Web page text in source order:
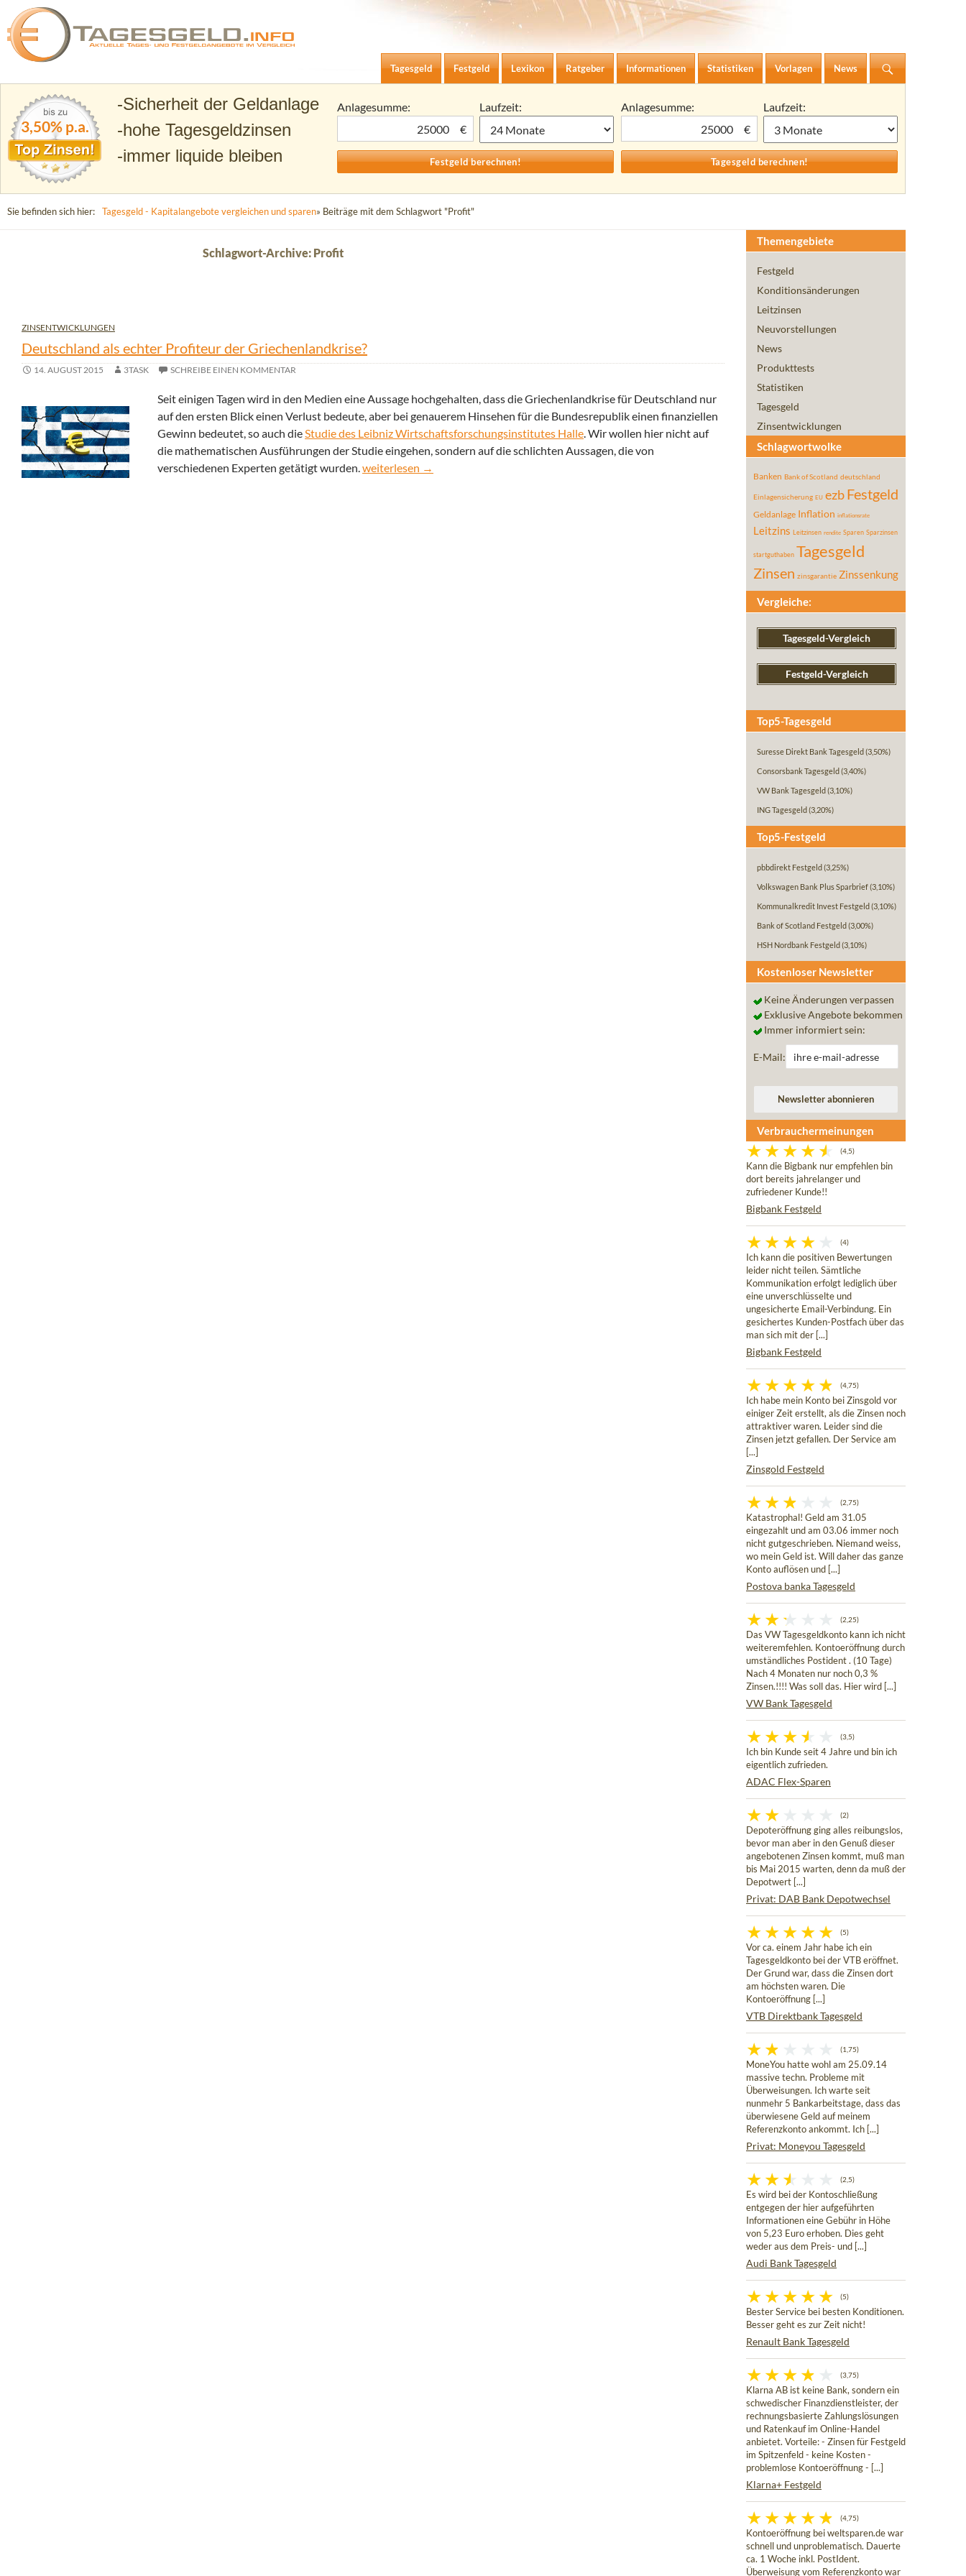
Tagesgeld.info – Tagesgeldkonten vergleichen und Tagesgeld-Zinsen berechnen
Zum Inhalt springen
Tagesgeld
Festgeld Lexikon Ratgeber Informationen Statistiken Vorlagen News
3,50% p.a.
Sicherheit der Geldanlage
hohe Tagesgeldzinsen
immer liquide bleiben
Anlagesumme:
€
Laufzeit:
Anlagesumme:
€
Laufzeit:
Sie befinden sich hier: Tagesgeld - Kapitalangebote vergleichen und sparen» Beiträge mit dem Schlagwort "Profit"
Schlagwort-Archive: Profit
ZINSENTWICKLUNGEN
Deutschland als echter Profiteur der Griechenlandkrise?
14. AUGUST 2015 3TASK SCHREIBE EINEN KOMMENTAR
Seit einigen Tagen wird in den Medien eine Aussage hochgehalten, dass die Griechenlandkrise für Deutschland nur
auf den ersten Blick einen Verlust bedeute, aber bei genauerem Hinsehen für die Bundesrepublik einen finanziellen
Gewinn bedeutet, so auch dieStudie des Leibniz Wirtschaftsforschungsinstitutes Halle. Wir wollen hier nicht auf
die mathematischen Ausführungen der Studie eingehen, sondern auf die schlichten Aussagen, die von
verschiedenen Experten getätigt wurden.Deutschland als echter Profiteur der Griechenlandkrise?
weiterlesen →
Themengebiete
Festgeld
Konditionsänderungen
Leitzinsen
Neuvorstellungen
News
Produkttests
Statistiken
Tagesgeld
Zinsentwicklungen
Schlagwortwolke
Banken Bank of Scotland deutschland
Einlagensicherung EU ezbFestgeld
Geldanlage Inflation inflationsrate
Leitzins Leitzinsen rendite Sparen Sparzinsen
startguthaben Tagesgeld
Zinsen zinsgarantie Zinssenkung
Vergleiche:
Tagesgeld-Vergleich
Festgeld-Vergleich
Top5-Tagesgeld
Suresse Direkt Bank Tagesgeld (3,50%)
Consorsbank Tagesgeld (3,40%)
VW Bank Tagesgeld (3,10%)
ING Tagesgeld (3,20%)
Top5-Festgeld
pbbdirekt Festgeld (3,25%)
Volkswagen Bank Plus Sparbrief(3,10%)
Kommunalkredit Invest Festgeld (3,10%)
Bank of Scotland Festgeld (3,00%)
HSH Nordbank Festgeld (3,10%)
Kostenloser Newsletter
Keine Änderungen verpassen
Exklusive Angebote bekommen
Immer informiert sein:
E-Mail:
Verbrauchermeinungen
(4,5)
Kann die Bigbank nur empfehlen bin
dort bereits jahrelanger und
zufriedener Kunde!!
Bigbank Festgeld
(4)
Ich kann die positiven Bewertungen
leider nicht teilen. Sämtliche
Kommunikation erfolgt lediglich über
eine unverschlüsselte und
ungesicherte Email-Verbindung. Ein
gesichertes Kunden-Postfach über das
man sich mit der [...]
Bigbank Festgeld
(4,75)
Ich habe mein Konto bei Zinsgold vor
einiger Zeit erstellt, als die Zinsen noch
attraktiver waren. Leider sind die
Zinsen jetzt gefallen. Der Service am
[...]
Zinsgold Festgeld
(2,75)
Katastrophal! Geld am 31.05
eingezahlt und am 03.06 immer noch
nicht gutgeschrieben. Niemand weiss,
wo mein Geld ist. Will daher das ganze
Konto auflösen und [...]
Postova banka Tagesgeld
(2,25)
Das VW Tagesgeldkonto kann ich nicht
weiteremfehlen. Kontoeröffnung durch
umständliches Postident . (10 Tage)
Nach 4 Monaten nur noch 0,3 %
Zinsen.!!!! Was soll das. Hier wird [...]
VW Bank Tagesgeld
(3,5)
Ich bin Kunde seit 4 Jahre und bin ich
eigentlich zufrieden.
ADAC Flex-Sparen
(2)
Depoteröffnung ging alles reibungslos,
bevor man aber in den Genuß dieser
angebotenen Zinsen kommt, muß man
bis Mai 2015 warten, denn da muß der
Depotwert [...]
Privat: DAB Bank Depotwechsel
(5)
Vor ca. einem Jahr habe ich ein
Tagesgeldkonto bei der VTB eröffnet.
Der Grund war, dass die Zinsen dort
am höchsten waren. Die
Kontoeröffnung [...]
VTB Direktbank Tagesgeld
(1,75)
MoneYou hatte wohl am 25.09.14
massive techn. Probleme mit
Überweisungen. Ich warte seit
nunmehr 5 Bankarbeitstage, dass das
überwiesene Geld auf meinem
Referenzkonto ankommt. Ich [...]
Privat: Moneyou Tagesgeld
(2,5)
Es wird bei der Kontoschließung
entgegen der hier aufgeführten
Informationen eine Gebühr in Höhe
von 5,23 Euro erhoben. Dies geht
weder aus dem Preis- und [...]
Audi Bank Tagesgeld
(5)
Bester Service bei besten Konditionen.
Besser geht es zur Zeit nicht!
Renault Bank Tagesgeld
(3,75)
Klarna AB ist keine Bank, sondern ein
schwedischer Finanzdienstleister, der
rechnungsbasierte Zahlungslösungen
und Ratenkauf im Online-Handel
anbietet. Vorteile: - Zinsen für Festgeld
im Spitzenfeld - keine Kosten -
problemlose Kontoeröffnung - [...]
Klarna+ Festgeld
(4,75)
Kontoeröffnung bei weltsparen.de war
schnell und unproblematisch. Dauerte
ca. 1 Woche inkl. PostIdent.
Überweisung vom Referenzkonto war